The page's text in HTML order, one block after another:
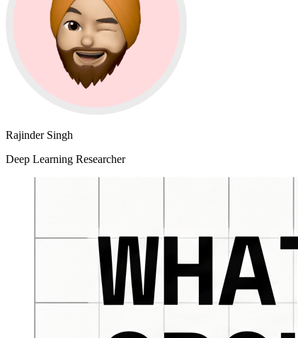
Rajinder Singh
Deep Learning Researcher